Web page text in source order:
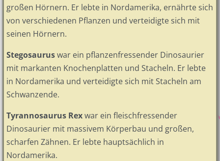
großen Hörnern. Er lebte in Nordamerika, ernährte sich
von verschiedenen Pflanzen und verteidigte sich mit
seinen Hörnern.
Stegosauruswar ein pflanzenfressender Dinosaurier
mit markanten Knochenplatten und Stacheln. Er lebte
in Nordamerika und verteidigte sich mit Stacheln am
Schwanzende.
Tyrannosaurus Rexwar ein fleischfressender
Dinosaurier mit massivem Körperbau und großen,
scharfen Zähnen. Er lebte hauptsächlich in
Nordamerika.